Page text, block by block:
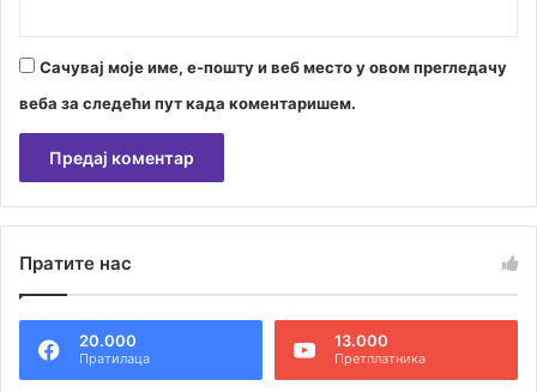
Сачувај моје име, е-пошту и веб место у овом прегледачу
веба за следећи пут када коментаришем.
т
н
Пратите нас
20.000
Пратилаца
13.000
Претплатника